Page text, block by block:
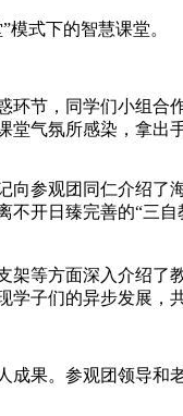
式下的智慧课堂。
节，同学们小组
堂气氛所感染，拿出
向参观团 同仁介绍了海
开日臻完善的“三自
等方面深入介绍了
子们的异步发展，
成果。 参观团领导和